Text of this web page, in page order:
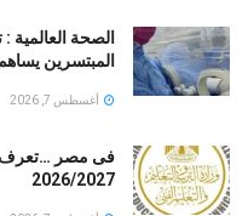
الصحة
المبتسرين
أغسطس 7, 2026
فى مصر …تعرف
2026/2027